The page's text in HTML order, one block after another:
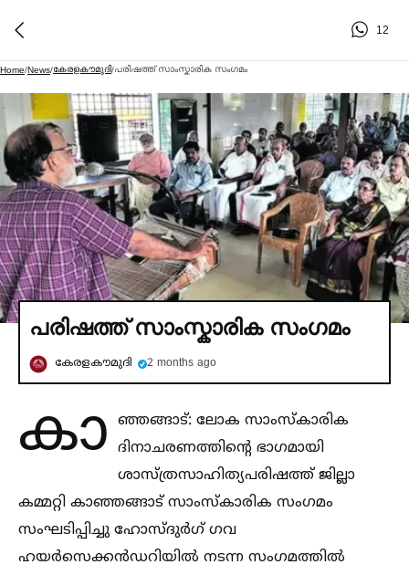
12
Home/News/കേരളകൗമുദി/പരിഷത്ത് സാംസ്കാരിക സംഗമം
പരിഷത്ത് സാംസ്കാരിക സംഗമം
കേരളകൗമുദി 2 months ago
കാ ഞ്ഞങ്ങാട്: ലോക സാംസ്‌കാരിക
ദിനാചരണത്തിന്റെ ഭാഗമായി
ശാസ്‌ത്രസാഹിത്യപരിഷത്ത് ജില്ലാ
കമ്മറ്റി കാഞ്ഞങ്ങാട് സാംസ്‌കാരിക സംഗമം
സംഘടിപ്പിച്ചു ഹോസ്‌ദുർഗ് ഗവ
ഹയർസെക്കൻഡറിയില്‍ നടന്ന സംഗമത്തില്‍